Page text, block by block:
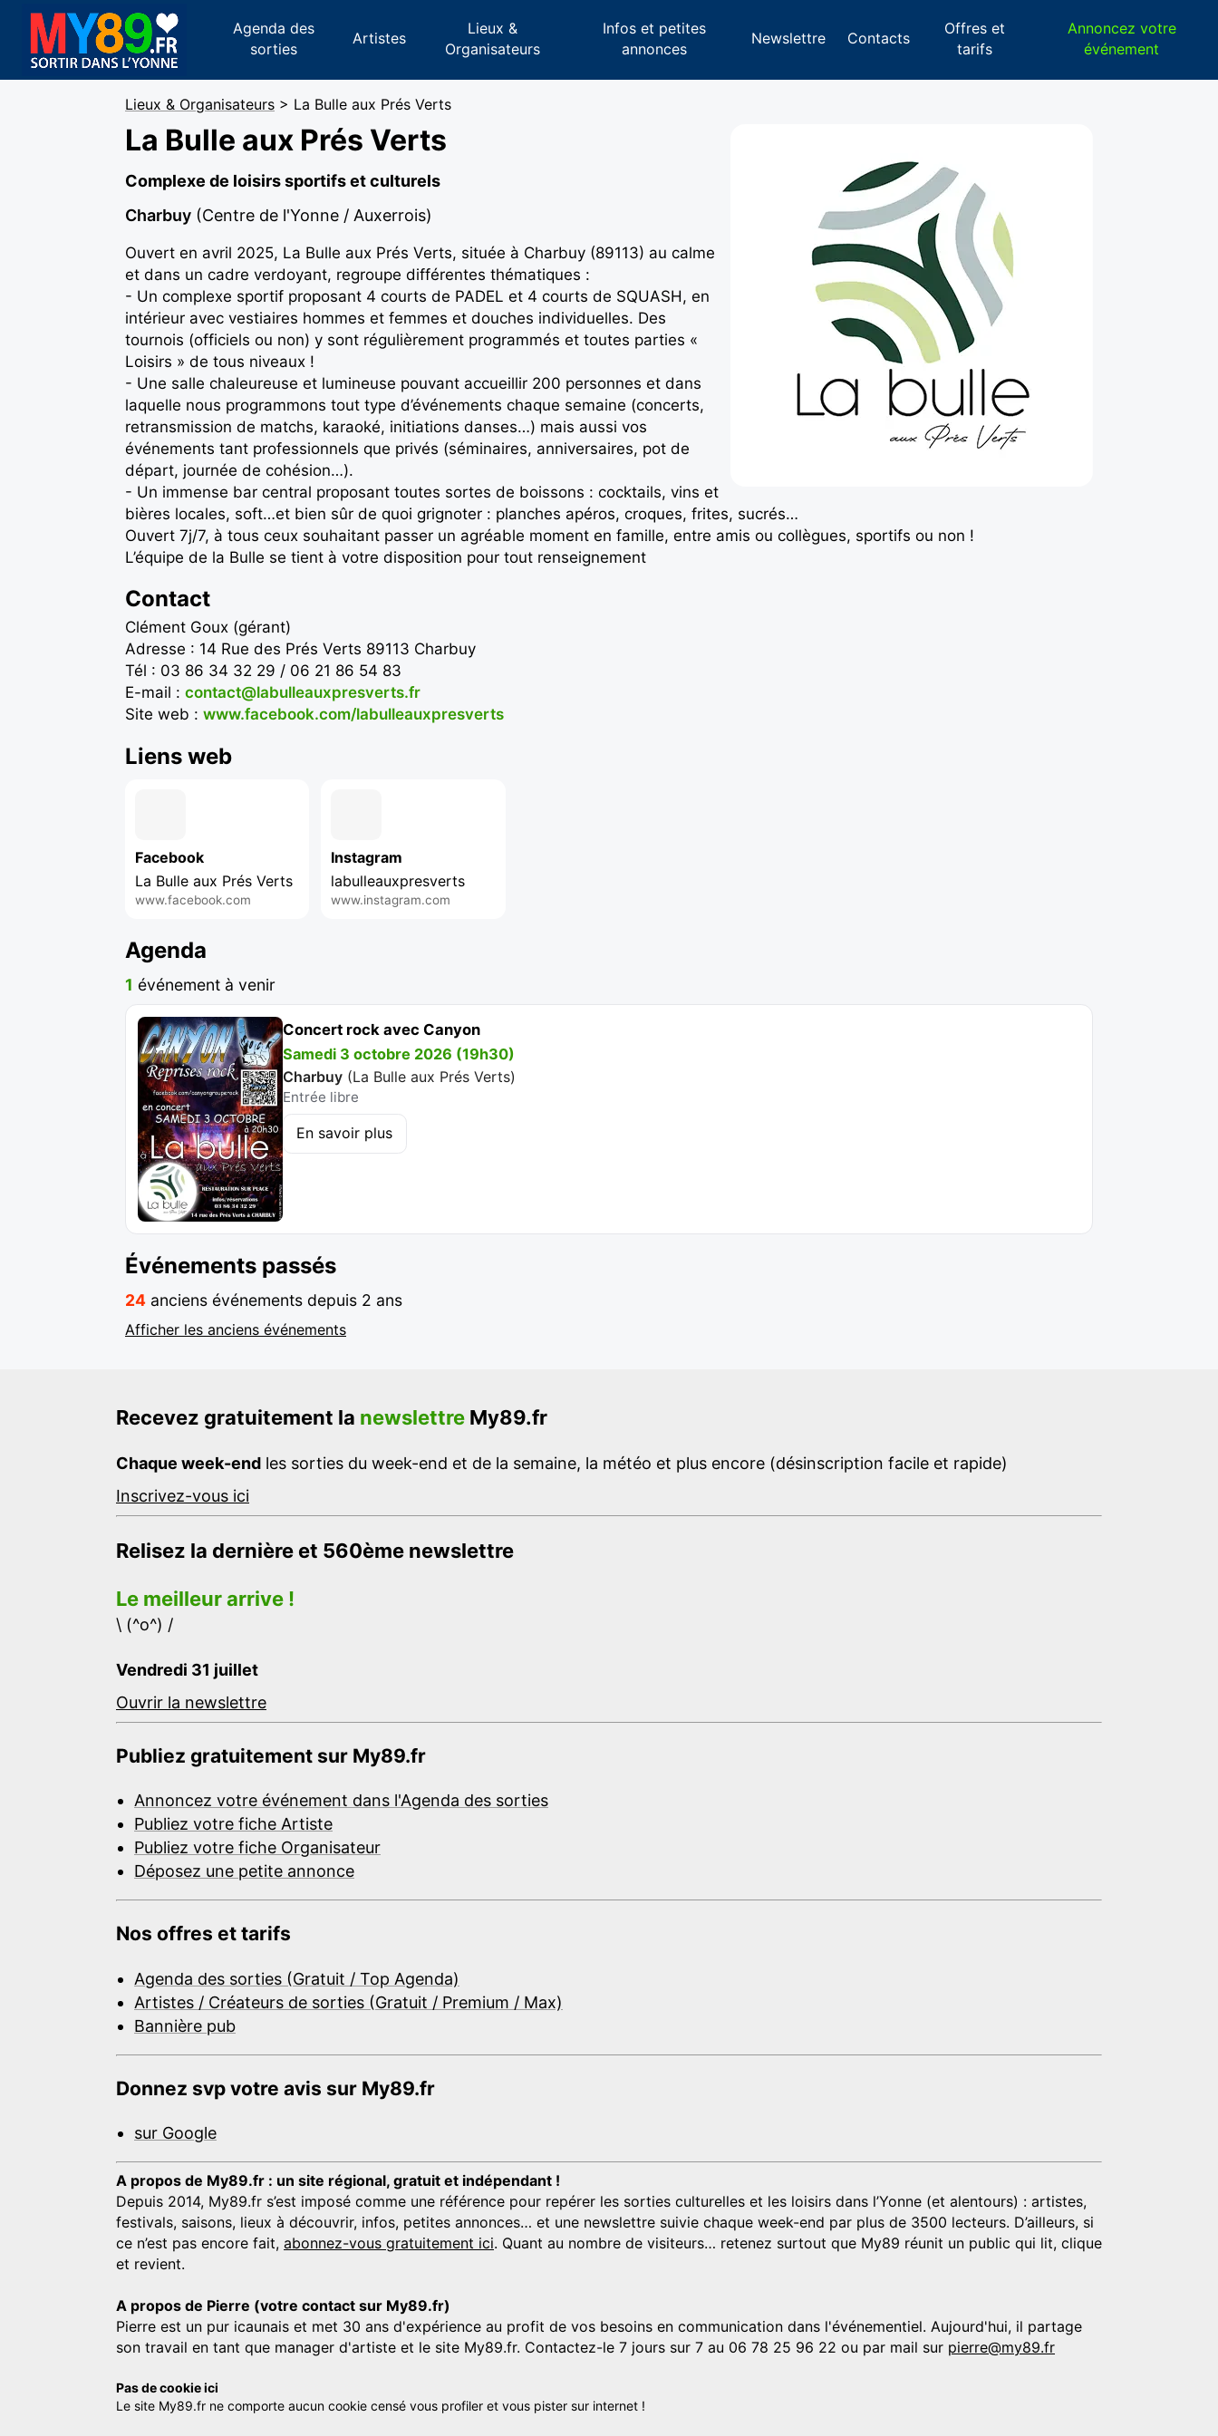
Agenda des
sorties
Artistes
Lieux &
Organisateurs
Infos et petites
annonces
Newslettre Contacts
Offres et
tarifs
Annoncez votre
événement
Lieux & Organisateurs > La Bulle aux Prés Verts
La Bulle aux Prés Verts
Complexe de loisirs sportifs et culturels
Charbuy (Centre de l'Yonne / Auxerrois)
Ouvert en avril 2025, La Bulle aux Prés Verts, située à Charbuy (89113) au calme
et dans un cadre verdoyant, regroupe différentes thématiques :
- Un complexe sportif proposant 4 courts de PADEL et 4 courts de SQUASH, en
intérieur avec vestiaires hommes et femmes et douches individuelles. Des
tournois (officiels ou non) y sont régulièrement programmés et toutes parties «
Loisirs » de tous niveaux !
- Une salle chaleureuse et lumineuse pouvant accueillir 200 personnes et dans
laquelle nous programmons tout type d’événements chaque semaine (concerts,
retransmission de matchs, karaoké, initiations danses…) mais aussi vos
événements tant professionnels que privés (séminaires, anniversaires, pot de
départ, journée de cohésion…).
- Un immense bar central proposant toutes sortes de boissons : cocktails, vins et
bières locales, soft…et bien sûr de quoi grignoter : planches apéros, croques, frites, sucrés…
Ouvert 7j/7, à tous ceux souhaitant passer un agréable moment en famille, entre amis ou collègues, sportifs ou non !
L’équipe de la Bulle se tient à votre disposition pour tout renseignement
Contact
Clément Goux (gérant)
Adresse : 14 Rue des Prés Verts 89113 Charbuy
Tél : 03 86 34 32 29 / 06 21 86 54 83
E-mail : contact@labulleauxpresverts.fr
Site web : www.facebook.com/labulleauxpresverts
Liens web
Facebook
La Bulle aux Prés Verts
www.facebook.com
Instagram
labulleauxpresverts
www.instagram.com
Agenda
1 événement à venir
Concert rock avec Canyon
Samedi 3 octobre 2026 (19h30)
Charbuy(La Bulle aux Prés Verts)
Entrée libre
En savoir plus
Événements passés
24 anciens événements depuis 2 ans
Afficher les anciens événements
Recevez gratuitement la newslettre My89.fr
Chaque week-end les sorties du week-end et de la semaine, la météo et plus encore (désinscription facile et rapide)
Inscrivez-vous ici
Relisez la dernière et 560ème newslettre
Le meilleur arrive !
\ (^o^) /
Vendredi 31 juillet
Ouvrir la newslettre
Publiez gratuitement sur My89.fr
Annoncez votre événement dans l'Agenda des sorties
Publiez votre fiche Artiste
Publiez votre fiche Organisateur
Déposez une petite annonce
Nos offres et tarifs
Agenda des sorties (Gratuit / Top Agenda)
Artistes / Créateurs de sorties (Gratuit / Premium / Max)
Bannière pub
Donnez svp votre avis sur My89.fr
sur Google
A propos de My89.fr : un site régional, gratuit et indépendant !
Depuis 2014, My89.fr s’est imposé comme une référence pour repérer les sorties culturelles et les loisirs dans l’Yonne (et alentours) : artistes,
festivals, saisons, lieux à découvrir, infos, petites annonces… et une newslettre suivie chaque week-end par plus de 3500 lecteurs. D’ailleurs, si
ce n’est pas encore fait, abonnez-vous gratuitement ici. Quant au nombre de visiteurs… retenez surtout que My89 réunit un public qui lit, clique
et revient.
A propos de Pierre (votre contact sur My89.fr)
Pierre est un pur icaunais et met 30 ans d'expérience au profit de vos besoins en communication dans l'événementiel. Aujourd'hui, il partage
son travail en tant que manager d'artiste et le site My89.fr. Contactez-le 7 jours sur 7 au 06 78 25 96 22 ou par mail sur pierre@my89.fr
Pas de cookie ici
Le site My89.fr ne comporte aucun cookie censé vous profiler et vous pister sur internet !